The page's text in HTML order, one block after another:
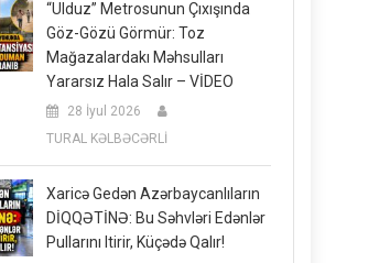
“Ulduz” Metrosunun Çıxışında
Göz-Gözü Görmür: Toz
Mağazalardakı Məhsulları
Yararsız Hala Salır – VİDEO
28 İyul 2026
TURAL KƏLBƏCƏRLİ
Xaricə Gedən Azərbaycanlıların
DİQQƏTİNƏ: Bu Səhvləri Edənlər
Pullarını Itirir, Küçədə Qalır!